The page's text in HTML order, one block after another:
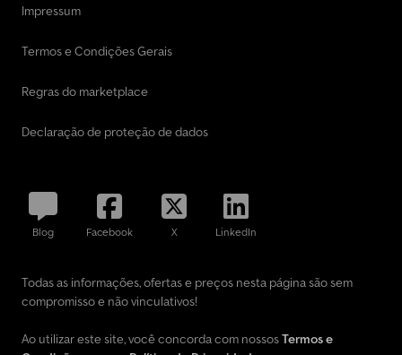
Impressum
Termos e Condições Gerais
Regras do marketplace
Declaração de proteção de dados
Blog Facebook X LinkedIn
Todas as informações, ofertas e preços nesta página são sem
compromisso e não vinculativos!
Ao utilizar este site, você concorda com nossosTermos e